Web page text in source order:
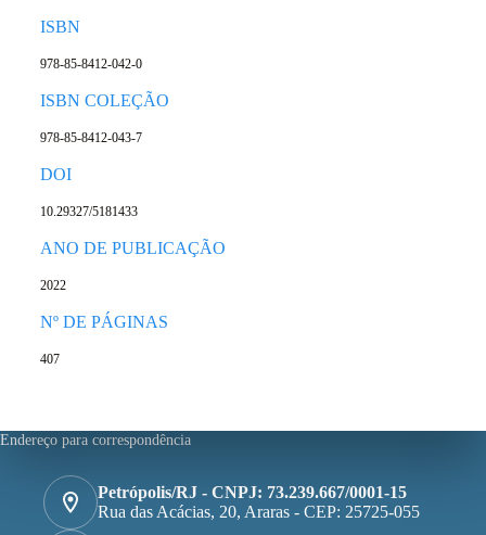
ISBN
978-85-8412-042-0
ISBN COLEÇÃO
978-85-8412-043-7
DOI
10.29327/5181433
ANO DE PUBLICAÇÃO
2022
Nº DE PÁGINAS
407
Endereço para correspondência
Petrópolis/RJ - CNPJ: 73.239.667/0001-15
Rua das Acácias, 20, Araras - CEP: 25725-055